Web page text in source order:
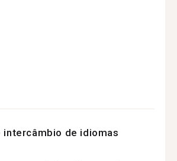
intercâmbio de idiomas